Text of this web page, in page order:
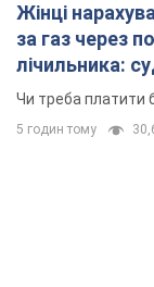
Жінці
за газ через
лічильника:
неочікуване
Чи треба платити
5 годин тому